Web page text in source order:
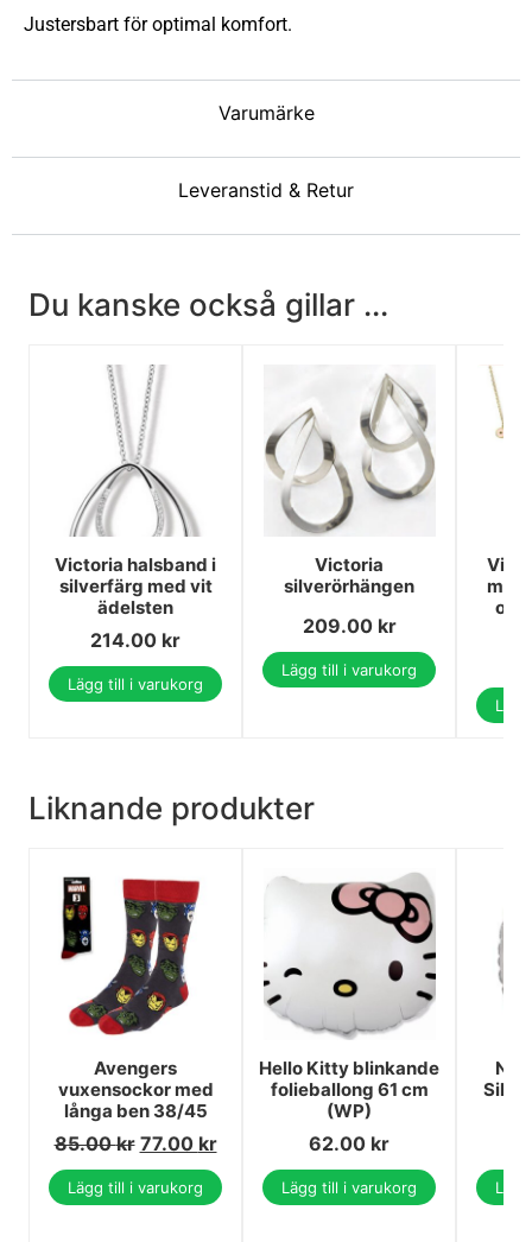
Varumärke
Leveranstid & Retur
Justersbart för optimal komfort.
Du kanske också gillar ...
Victoria halsband i
silverfärg med vit
ädelsten
214.00 kr
Lägg till i varukorg
Victoria
silverörhängen
209.00 kr
Lägg till i varukorg
med
Liknande produkter
Avengers
vuxensockor med
långa ben 38/45
85.00kr 77.00 kr
Lägg till i varukorg
Hello Kitty blinkande
folieballong 61 cm
(WP)
62.00 kr
Lägg till i varukorg